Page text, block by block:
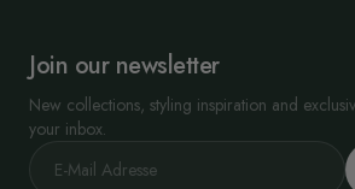
Join our newsletter
New collections, styling inspiration and
your inbox.